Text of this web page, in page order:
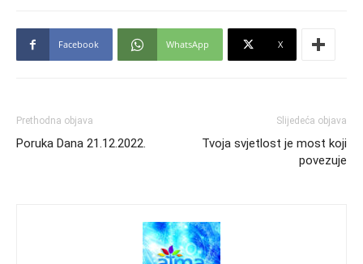
Facebook WhatsApp X
Prethodna objava
Poruka Dana 21.12.2022.
Slijedeća objava
Tvoja svjetlost je most koji
povezuje